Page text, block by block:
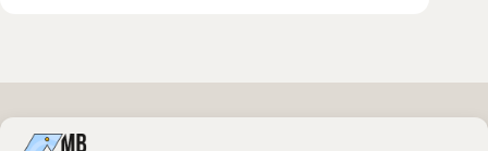
Besoin d'un carreleur ?